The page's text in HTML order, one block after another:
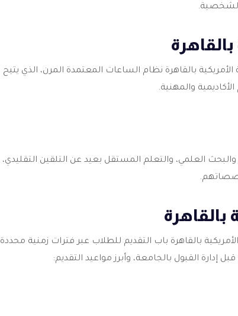
الشخصية.
بالقاهرة نظام الساعات المعتمدة المرن، الذي يتيح
والمهنية.
العلمي، والتعلم المستقل بعيد عن التلقين التقليدي،
بالقاهرة
بالقاهرة باب التقديم للطلاب عبر فترات زمنية محددة
القبول بالجامعة، وأبرز مواعيد التقديم: